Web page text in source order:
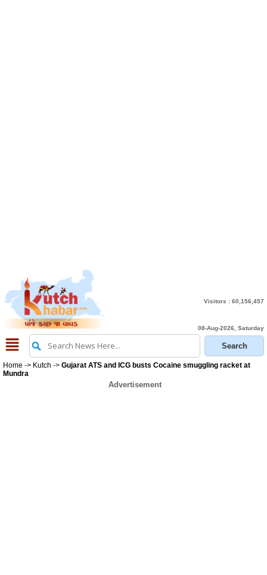
Visitors : 60,156,457
08-Aug-2026, Saturday
Home -> Kutch -> Gujarat ATS and ICG busts Cocaine smuggling racket at
Mundra
Advertisement